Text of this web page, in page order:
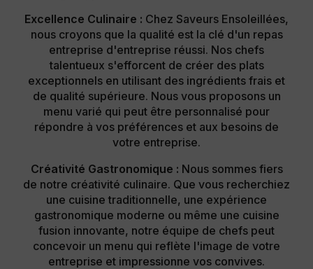
Excellence Culinaire : Chez Saveurs Ensoleillées,
nous croyons que la qualité est la clé d'un repas
entreprise d'entreprise réussi. Nos chefs
talentueux s'efforcent de créer des plats
exceptionnels en utilisant des ingrédients frais et
de qualité supérieure. Nous vous proposons un
menu varié qui peut être personnalisé pour
répondre à vos préférences et aux besoins de
votre entreprise.
Créativité Gastronomique : Nous sommes fiers
de notre créativité culinaire. Que vous recherchiez
une cuisine traditionnelle, une expérience
gastronomique moderne ou même une cuisine
fusion innovante, notre équipe de chefs peut
concevoir un menu qui reflète l'image de votre
entreprise et impressionne vos convives.